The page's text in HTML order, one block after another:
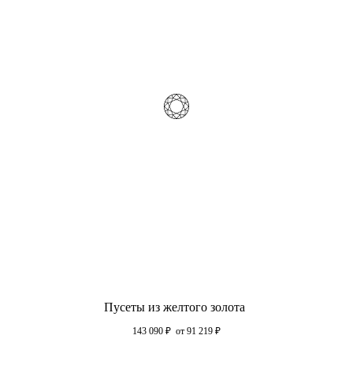
Пусеты из желтого золота
143 090 ₽ от 91 219 ₽